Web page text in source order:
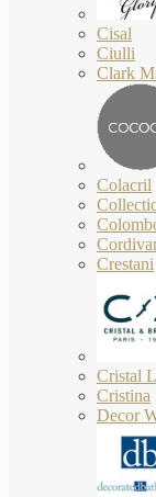
Cisal
Ciulli
Clark
Colacril
Crestani
Cristal
Cristina
Decor